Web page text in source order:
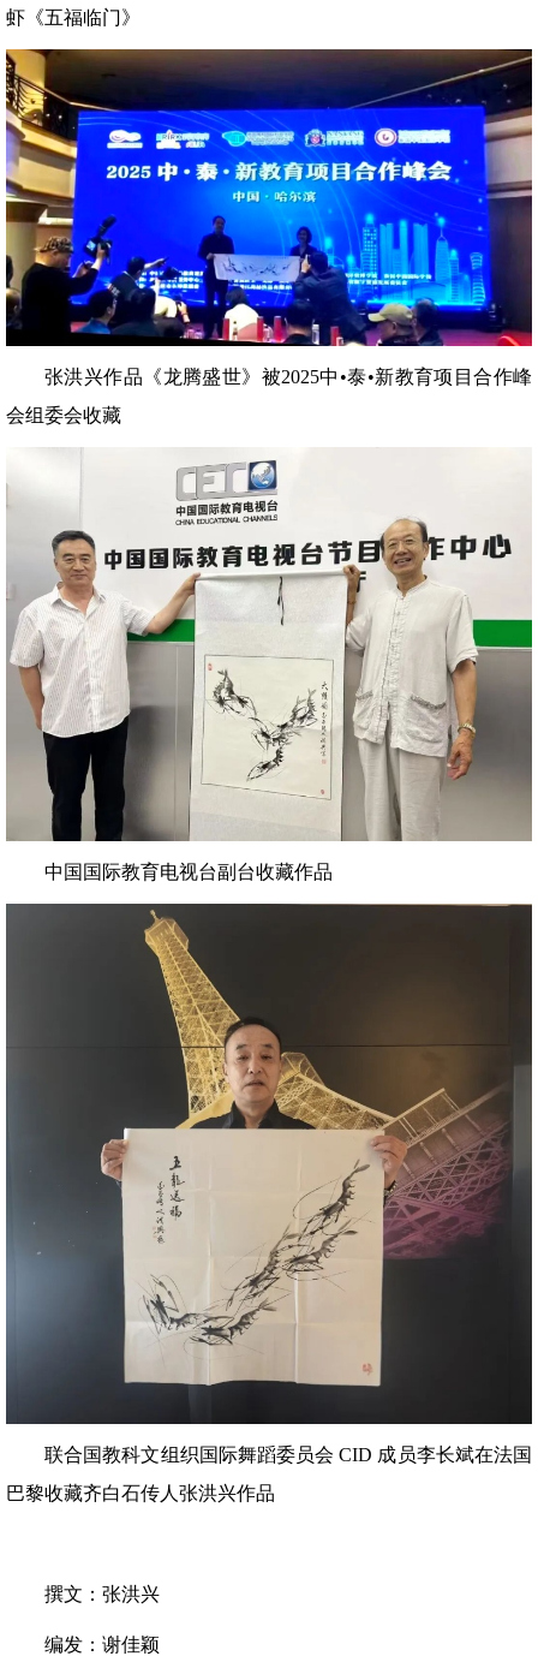
虾《五福临门》
张洪兴作品《龙腾盛世》被2025中•泰•新教育项目合作峰
会组委会收藏
中国国际教育电视台副台收藏作品
联合国教科文组织国际舞蹈委员会 CID 成员李长斌在法国
巴黎收藏齐白石传人张洪兴作品
撰文：张洪兴
编发：谢佳颖